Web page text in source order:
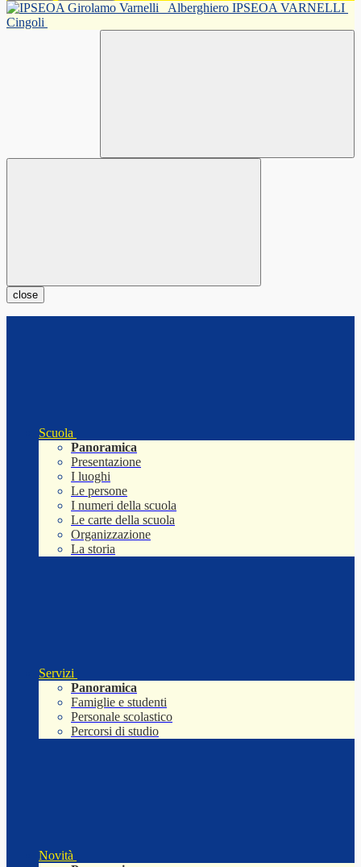
Alberghiero IPSEOA VARNELLI
Cingoli
close
Scuola
Panoramica
Presentazione
I luoghi
Le persone
I numeri della scuola
Le carte della scuola
Organizzazione
La storia
Servizi
Panoramica
Famiglie e studenti
Personale scolastico
Percorsi di studio
Novità